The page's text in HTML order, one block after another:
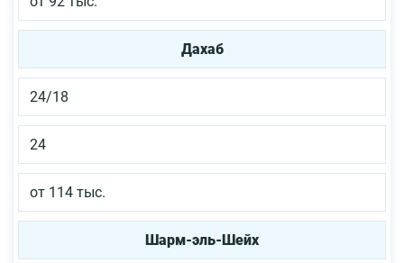
Дахаб
24/18
24
от 114 тыс.
Шарм-эль-Шейх